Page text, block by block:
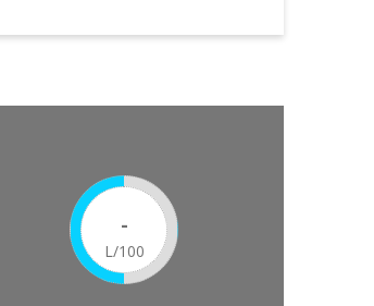
-
L/100